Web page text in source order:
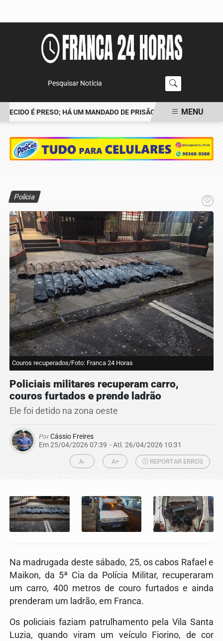
Pesquisar Notícia
É PRESO; HÁ UM MANDADO DE PRISÃO CONTRA TIAGO
MENU
Polícia
Couros recuperados/Foto: Franca 24 Horas
Policiais militares recuperam carro,
couros furtados e prende ladrão
Ele foi detido na zona oeste
PorCássio Freires
Em 25/04/2026 07:39 - Atl. 26/04/2026 10:31
A- A+ REPORTAR ERROS
Na madrugada deste sábado, 25, os cabos Rafael e
Maikon, da 5ª Cia da Polícia Militar, recuperaram
um carro, 400 metros de couro furtados e ainda
prenderam um ladrão, em Franca.
Os policiais faziam patrulhamento pela Vila Santa
Luzia, quando viram um veículo Fiorino, de cor